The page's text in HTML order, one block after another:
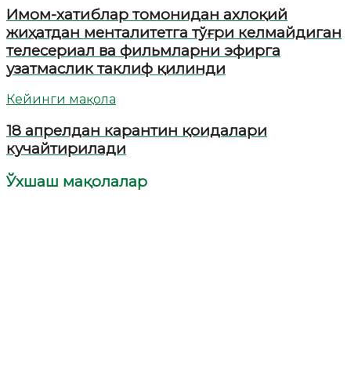
Имом-хатиблар томонидан ахлоқий
жиҳатдан менталитетга тўғри келмайдиган
телесериал ва фильмларни эфирга
узатмаслик таклиф қилинди
Кейинги мақола
18 апрелдан карантин қоидалари
кучайтирилади
Ўхшаш мақолалар